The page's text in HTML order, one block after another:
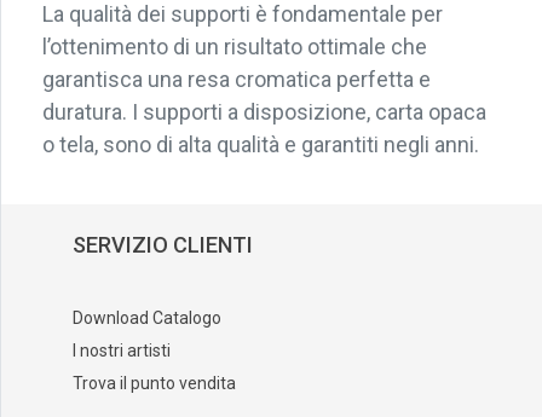
La qualità dei supporti è fondamentale per
l’ottenimento di un risultato ottimale che
garantisca una resa cromatica perfetta e
duratura. I supporti a disposizione, carta opaca
o tela, sono di alta qualità e garantiti negli anni.
SERVIZIO CLIENTI
Download Catalogo
I nostri artisti
Trova il punto vendita